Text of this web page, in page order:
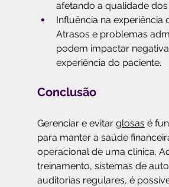
afetando a qualidade
Influência na experiência
Atrasos e problemas
podem impactar
experiência do paciente.
Conclusão
Gerenciar e evitar glosas é
para manter a saúde
operacional de uma clínica.
treinamento, sistemas de
auditorias regulares, é